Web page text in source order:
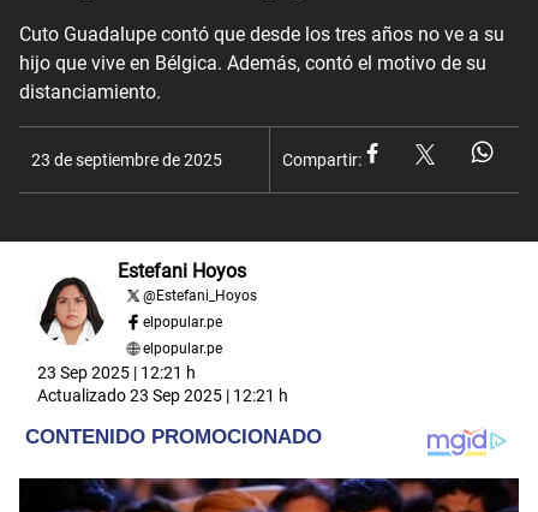
Cuto Guadalupe contó que desde los tres años no ve a su
hijo que vive en Bélgica. Además, contó el motivo de su
distanciamiento.
23 de septiembre de 2025 Compartir:
Estefani Hoyos
@Estefani_Hoyos
elpopular.pe
elpopular.pe
23 Sep 2025 | 12:21 h
Actualizado23 Sep 2025 | 12:21 h